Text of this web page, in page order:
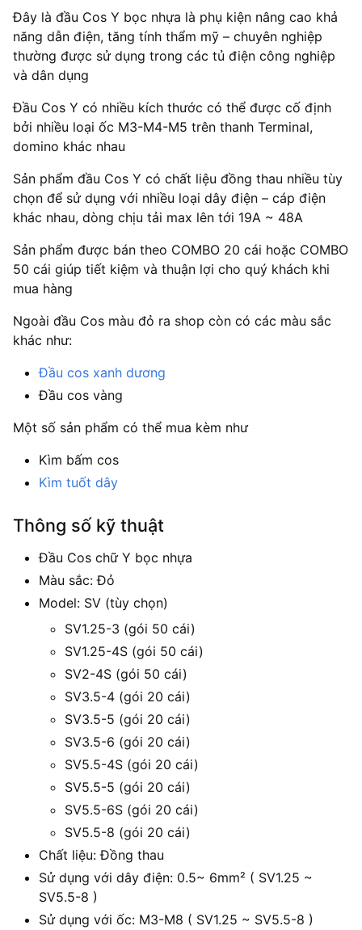
Đây là đầu Cos Y bọc nhựa là phụ kiện nâng cao khả
năng dẫn điện, tăng tính thẩm mỹ – chuyên nghiệp
thường được sử dụng trong các tủ điện công nghiệp
và dân dụng
Đầu Cos Y có nhiều kích thước có thể được cố định
bởi nhiều loại ốc M3-M4-M5 trên thanh Terminal,
domino khác nhau
Sản phẩm đầu Cos Y có chất liệu đồng thau nhiều tùy
chọn để sử dụng với nhiều loại dây điện – cáp điện
khác nhau, dòng chịu tải max lên tới 19A ~ 48A
Sản phẩm được bán theo COMBO 20 cái hoặc COMBO
50 cái giúp tiết kiệm và thuận lợi cho quý khách khi
mua hàng
Ngoài đầu Cos màu đỏ ra shop còn có các màu sắc
khác như:
Đầu cos xanh dương
Đầu cos vàng
Một số sản phẩm có thể mua kèm như
Kìm bấm cos
Kìm tuốt dây
Thông số kỹ thuật
Đầu Cos chữ Y bọc nhựa
Màu sắc: Đỏ
Model: SV (tùy chọn)
SV1.25-3 (gói 50 cái)
SV1.25-4S (gói 50 cái)
SV2-4S (gói 50 cái)
SV3.5-4 (gói 20 cái)
SV3.5-5 (gói 20 cái)
SV3.5-6 (gói 20 cái)
SV5.5-4S (gói 20 cái)
SV5.5-5 (gói 20 cái)
SV5.5-6S (gói 20 cái)
SV5.5-8 (gói 20 cái)
Chất liệu: Đồng thau
Sử dụng với dây điện: 0.5~ 6mm² ( SV1.25 ~
SV5.5-8 )
Sử dụng với ốc: M3-M8 ( SV1.25 ~ SV5.5-8 )